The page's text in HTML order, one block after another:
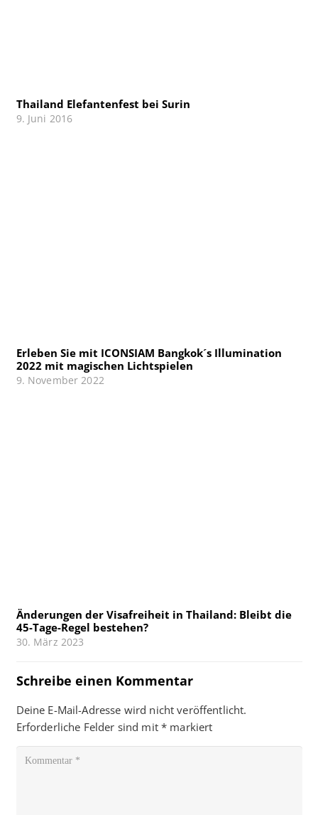
Thailand Elefantenfest bei Surin
9. Juni 2016
Erleben Sie mit ICONSIAM Bangkok´s Illumination
2022 mit magischen Lichtspielen
9. November 2022
Änderungen der Visafreiheit in Thailand: Bleibt die
45-Tage-Regel bestehen?
30. März 2023
Schreibe einen Kommentar
Deine E-Mail-Adresse wird nicht veröffentlicht.
Erforderliche Felder sind mit * markiert